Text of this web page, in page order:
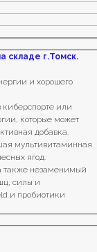
складе г.Томск.
и хорошего
киберспорте или
которые может
добавка.
мультивитаминная
ягод.
также незаменимый
силы и
и пробиотики